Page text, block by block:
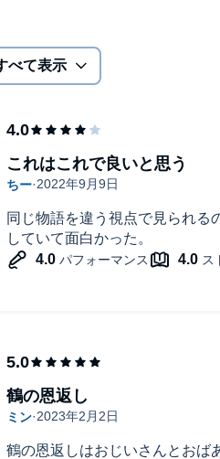
学年や中学生、あるいは大人
の「ちょっとちがう読み解
は違う角度から考えるための
は、自分の頭で考えて、自分
どもと一緒に読んで、それぞ
の成長していく姿など、スト
(P). MEDIA DO Co.,Ltd.
べて表示
同じ物語を違う視点で見られる
していて面白かった。
これはこれで良いと思う
鶴の恩返しはおじいさんとおば
鶴の恩返し